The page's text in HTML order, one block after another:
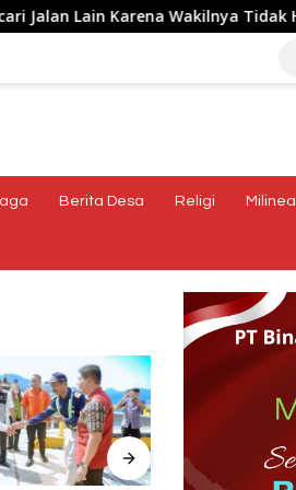
Karena Wakilnya Tidak Hadir
Berita Desa Religi Milineal